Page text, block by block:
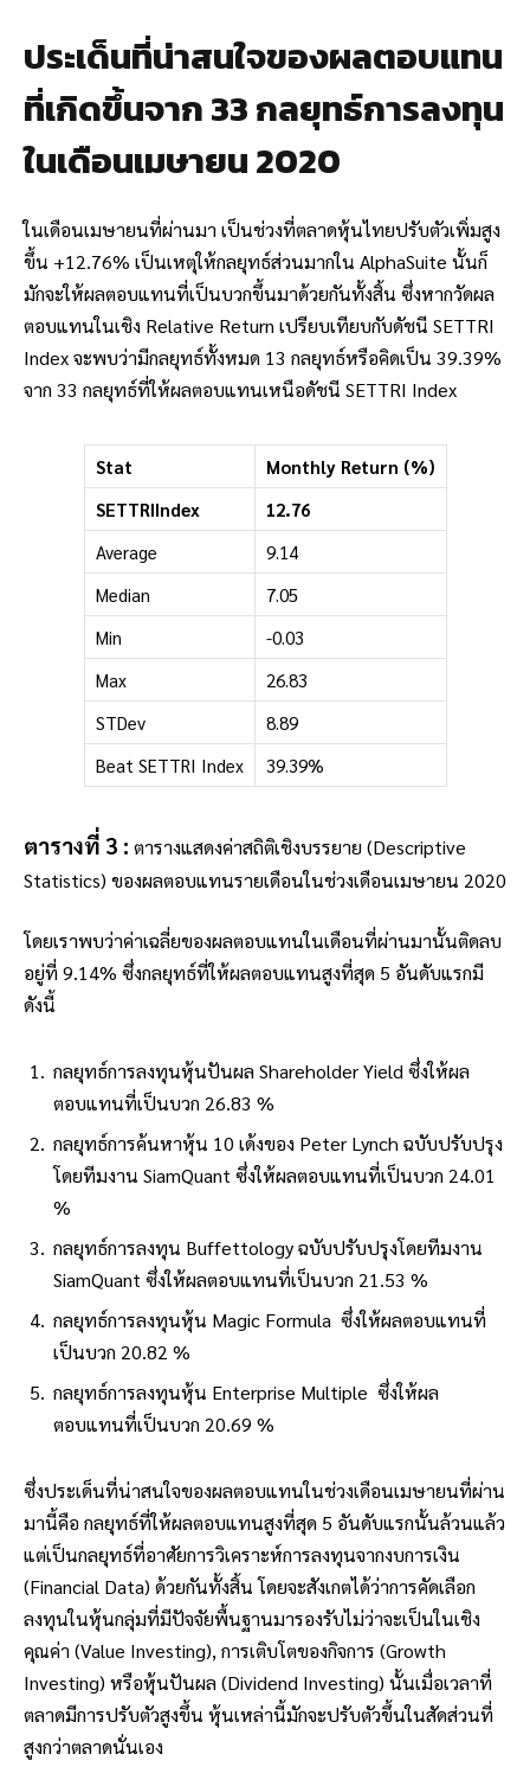
ประเด็นที่น่าสนใจของผลตอบแทน
ที่เกิดขึ้นจาก 33 กลยุทธ์การลงทุน
ในเดือนเมษายน 2020
ในเดือนเมษายนที่ผ่านมา เป็นช่วงที่ตลาดหุ้นไทยปรับตัวเพิ่มสูง
ขึ้น +12.76% เป็นเหตุให้กลยุทธ์ส่วนมากใน AlphaSuite นั้นก็
มักจะให้ผลตอบแทนที่เป็นบวกขึ้นมาด้วยกันทั้งสิ้น ซึ่งหากวัดผล
ตอบแทนในเชิง Relative Return เปรียบเทียบกับดัชนี SETTRI
Index จะพบว่ามีกลยุทธ์ทั้งหมด 13 กลยุทธ์หรือคิดเป็น 39.39%
จาก 33 กลยุทธ์ที่ให้ผลตอบแทนเหนือดัชนี SETTRI Index
Stat
Monthly Return (%)
SETTRIIndex
12.76
Average
9.14
Median
7.05
Min
-0.03
Max
26.83
STDev
8.89
Beat SETTRI Index
39.39%
ตารางที่ 3 : ตารางแสดงค่าสถิติเชิงบรรยาย (Descriptive
Statistics) ของผลตอบแทนรายเดือนในช่วงเดือนเมษายน 2020
โดยเราพบว่าค่าเฉลี่ยของผลตอบแทนในเดือนที่ผ่านมานั้นติดลบ
อยู่ที่ 9.14% ซึ่งกลยุทธ์ที่ให้ผลตอบแทนสูงที่สุด 5 อันดับแรกมี
ดังนี้
กลยุทธ์การลงทุนหุ้นปันผล Shareholder Yield ซึ่งให้ผล
ตอบแทนที่เป็นบวก 26.83 %
กลยุทธ์การค้นหาหุ้น 10 เด้งของ Peter Lynch ฉบับปรับปรุง
โดยทีมงาน SiamQuant ซึ่งให้ผลตอบแทนที่เป็นบวก 24.01
%
กลยุทธ์การลงทุน Buffettology ฉบับปรับปรุงโดยทีมงาน
SiamQuant ซึ่งให้ผลตอบแทนที่เป็นบวก 21.53 %
กลยุทธ์การลงทุนหุ้น Magic Formula ซึ่งให้ผลตอบแทนที่
เป็นบวก 20.82 %
กลยุทธ์การลงทุนหุ้น Enterprise Multiple ซึ่งให้ผล
ตอบแทนที่เป็นบวก 20.69 %
ซึ่งประเด็นที่น่าสนใจของผลตอบแทนในช่วงเดือนเมษายนที่ผ่าน
มานี้คือ กลยุทธ์ที่ให้ผลตอบแทนสูงที่สุด 5 อันดับแรกนั้นล้วนแล้ว
แต่เป็นกลยุทธ์ที่อาศัยการวิเคราะห์การลงทุนจากงบการเงิน
(Financial Data) ด้วยกันทั้งสิ้น โดยจะสังเกตได้ว่าการคัดเลือก
ลงทุนในหุ้นกลุ่มที่มีปัจจัยพื้นฐานมารองรับไม่ว่าจะเป็นในเชิง
คุณค่า (Value Investing), การเติบโตของกิจการ (Growth
Investing) หรือหุ้นปันผล (Dividend Investing) นั้นเมื่อเวลาที่
ตลาดมีการปรับตัวสูงขึ้น หุ้นเหล่านี้มักจะปรับตัวขึ้นในสัดส่วนที่
สูงกว่าตลาดนั่นเอง